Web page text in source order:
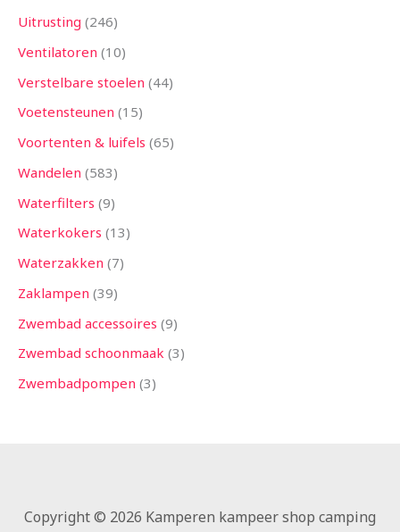
Uitrusting 246
Ventilatoren 10
Verstelbare stoelen 44
Voetensteunen 15
Voortenten & luifels 65
Wandelen 583
Waterfilters 9
Waterkokers 13
Waterzakken 7
Zaklampen 39
Zwembad accessoires 9
Zwembad schoonmaak 3
Zwembadpompen 3
Copyright © 2026 Kamperen kampeer shop camping